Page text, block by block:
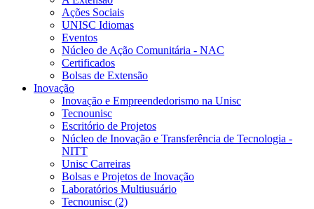
Ações Sociais
UNISC Idiomas
Eventos
Núcleo de Ação Comunitária - NAC
Certificados
Bolsas de Extensão
Inovação
Inovação e Empreendedorismo na Unisc
Tecnounisc
Escritório de Projetos
Núcleo de Inovação e Transferência de Tecnologia -
NITT
Unisc Carreiras
Bolsas e Projetos de Inovação
Laboratórios Multiusuário
Tecnounisc (2)